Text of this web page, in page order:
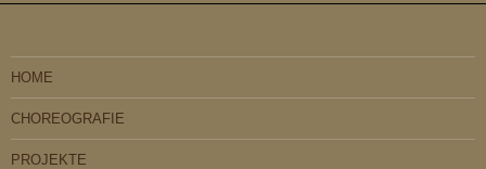
HOME
CHOREOGRAFIE
PROJEKTE